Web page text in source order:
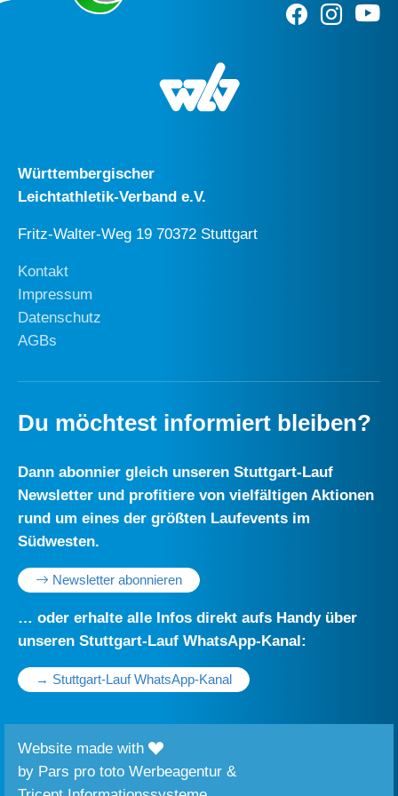
Württembergischer
Leichtathletik-Verband e.V.
Fritz-Walter-Weg 19 70372 Stuttgart
Kontakt
Impressum
Datenschutz
AGBs
Du möchtest informiert bleiben?
Dann abonnier gleich unseren Stuttgart-Lauf
Newsletter und profitiere von vielfältigen Aktionen
rund um eines der größten Laufevents im
Südwesten.
Newsletter abonnieren
… oder erhalte alle Infos direkt aufs Handy über
unseren Stuttgart-Lauf WhatsApp-Kanal:
→ Stuttgart-Lauf WhatsApp-Kanal
Website made with
by Pars pro toto Werbeagentur &